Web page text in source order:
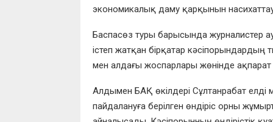
экономикалық даму қарқынын
Баспасөз туры барысында журналистер
істеп жатқан бірқатар кәсіпорындардың
мен алдағы жоспарлары жөнінде ақпарат
Алдымен БАҚ өкілдері Сұлтанрабат елді
пайдалануға берілген өндіріс орны